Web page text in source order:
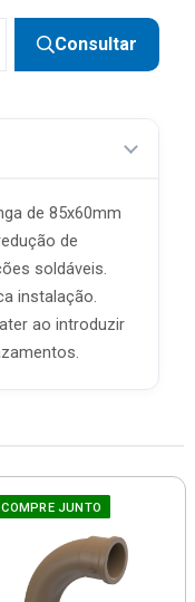
Consultar
de 85x60mm
de
soldáveis.
instalação.
ao introduzir
COMPRE JUNTO